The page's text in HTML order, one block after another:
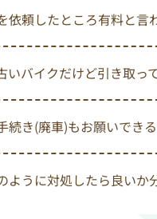
依頼したところ有料と
いバイクだけど引き取
続き(廃車)もお願いでき
ように対処したら良い